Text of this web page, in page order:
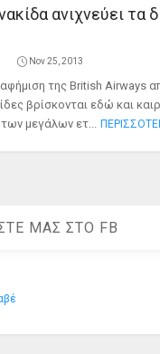
ανιχνεύει τα
Nov 25, 2013
της British Airways
βρίσκονται εδώ και
μεγάλων ετ...
ΜΑΣ ΣΤΟ FB